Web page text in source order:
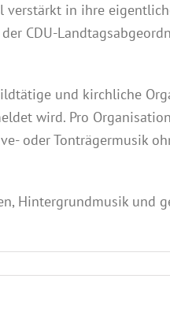
in ihre
CDU-
und kirchliche
wird. Pro
oder Tonträgermusik
Hintergrundmusik und